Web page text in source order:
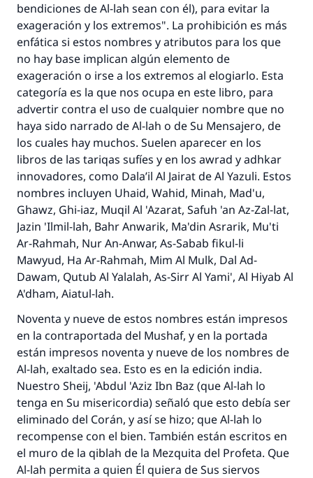
bendiciones de Al-lah sean con él), para evitar la
exageración y los extremos". La prohibición es más
enfática si estos nombres y atributos para los que
no hay base implican algún elemento de
exageración o irse a los extremos al elogiarlo. Esta
categoría es la que nos ocupa en este libro, para
advertir contra el uso de cualquier nombre que no
haya sido narrado de Al-lah o de Su Mensajero, de
los cuales hay muchos. Suelen aparecer en los
libros de las tariqas sufíes y en los awrad yadhkar
innovadores, como Dala’il Al Jairatde Al Yazuli. Estos
nombres incluyen Uhaid, Wahid, Minah, Mad'u,
Ghawz, Ghi-iaz, Muqil Al 'Azarat, Safuh 'an Az-Zal-lat,
Jazin 'Ilmil-lah, Bahr Anwarik, Ma'din Asrarik, Mu'ti
Ar-Rahmah, Nur An-Anwar, As-Sabab fikul-li
Mawyud, Ha Ar-Rahmah, Mim Al Mulk, Dal Ad-
Dawam, Qutub Al Yalalah, As-Sirr Al Yami', Al Hiyab Al
A'dham, Aiatul-lah.
Noventa y nueve de estos nombres están impresos
en la contraportada del Mushaf, y en la portada
están impresos noventa y nueve de los nombres de
Al-lah, exaltado sea. Esto es en la edición india.
Nuestro Sheij, 'Abdul 'Aziz Ibn Baz (que Al-lah lo
tenga en Su misericordia) señaló que esto debía ser
eliminado del Corán, y así se hizo; que Al-lah lo
recompense con el bien. También están escritos en
el muro de la qiblah de la Mezquita del Profeta. Que
Al-lah permita a quien Él quiera de Sus siervos